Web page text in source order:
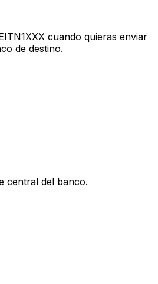
cuando quieras enviar
de destino.
central del banco.